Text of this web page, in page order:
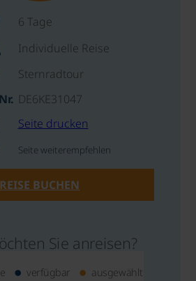
6 Tage
Individuelle Reise
Sternradtour
DE6KE31047
Seite drucken
Seite weiterempfehlen
REISE BUCHEN
Sie anreisen?
verfügbar ausgewählt